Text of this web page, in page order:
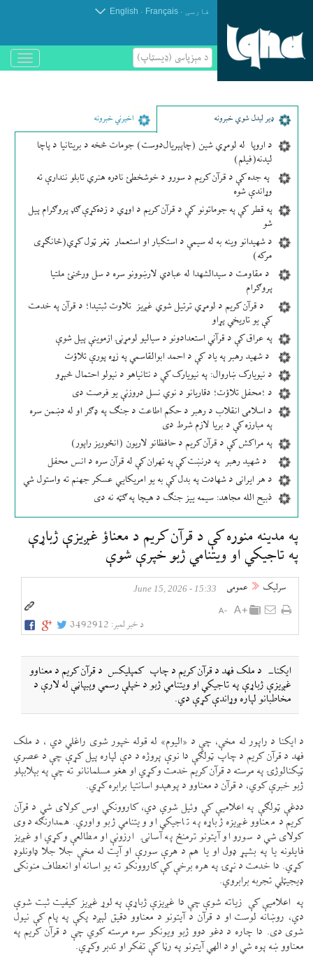
فارسی .
Français
.
English
د مېزپاسى (ډیسټاپ)
باز
و
ډير لیدل شوي خبرونه اخیرني خبرونه
د اروپا له لومړي شین (چاپېریال‌دوست) جومات څخه د بریتانیا د پاچا
لیدنه(فیلم)
په جده کې د قرآن کریم د سورو د خوشخطئ نادره هنري تابلو نندارې ته
وړاندې شوه
په قطر کې په جوماتونو کې د قرآن کریم د اوړي د زده‌کړې ګډ پروګرام پیل
شو
د شهیدانو وینه به له سیمې د استکبار او استعمار ټغر ټول کړي(ځانګړی
مرکه)
د مقاومت د سیدالشهدا له عبادي لارښوونو سره د سل ورځنئ ملتیا
پروګرام
د قرآن کریم د لومړي ترتیل شوي غږیز تلاوت ثبتیدا؛ د قرآن په خدمت
کې یو تاریخي پړاو
په عراق کې د قرآني استعدادونو د سیالیو لومړنۍ ازموینې پیل شوې
د شهید رهبر په یاد کې د احمد ابوالقاسمي په زړه پورې تلاؤت
د نیویارک ښاروال: په نیویارک کې د نتانیاهو د نیولو احتمال څېړو
د ؛محفل تلاؤت؛ دقاریانو د نوي نسل دروزنې یو فرصت دی
د اسلامی انقلاب د رهبر د حکم اطاعت د جنګ په ډګر او له دښمن سره
په مبارزه کې د بریا لازم شرط دی
په مراکش کې د قرآن کریم د حافظانو لاریون (انځوریز راپور)
د شهید رهبر په درنښت کې په تهران کې له قرآن سره د انس محفل
د هر ایرانی د شهادت په بدل کې به یو امریکایي عسکر جهنم ته واستول شي
ذبیح الله مجاهد: سیمه ییز جنګ د هیچا په ګټه نه دی
په مدينه منوره کې د قرآن کريم د معناؤ غږيزې ژباړې
په تاجيکي او ويتنامي ژبو خپرې شوې
سرلیک عمومی 15:33 - June 15, 2026
د خبر لمبر: 3492912
ایکنا- د ملک فهد د قرآن کريم د چاپ کمپلیکس د قرآن کريم د معناوو
غږيزې ژباړې په تاجيکي او ويتنامي ژبو د خپلې رسمي وېبپاڼې له لارې د
مخاطبانو لپاره وړاندې کړې دي.
د ایکنا د راپور له مخې، چې د «اليوم» له قوله خپور شوی راغلي دي ، د ملک
فهد د قرآن کريم د چاپ ټولګې دا نوې پروژه د دې لپاره پيل کړې چې د عصري
ټیکنالوژۍ په مرسته د قرآن کريم خدمت وکړي او هغو مسلمانانو ته چې په بېلابېلو
ژبو خبرې کوي، د قرآن د معناوو د پوهېدو اسانتيا برابره کړي.
ددغې ټولګې په اعلامیې کې وئیل شوي دي، کاروونکي اوس کولای شي د قرآن
کريم د معناوو غږيزه ژباړه په تاجيکي او ويتنامي ژبو واوري. همدارنګه دوی
کولای شي د سورو او آيتونو ترمنځ په آسانۍ ارزونې او مطالعې وکړي او غږيز
فايلونه يا په بشپړ ډول او يا هم د هرې سورې او آيت له مخې جلا جلا ډاونلوډ
کړي. دا خدمت د نړۍ په هره برخې کې کاروونکو ته يو اسانه او انعطاف منونکی
ډيجيټلي تجربه برابروي.
په اعلامیې کې زياته شوې چې دا غږيزې ژباړې په لوړ غږيز کيفيت ثبت شوې
دي، روښانه لوست او د قرآن د آيتونو د معناوو دقيق لېږد پکې په پام کې نيول
شوی دی. دا چاره د دغو دوو ژبو ويونکو سره مرسته کوي چې د قرآن کريم په
معناوو ښه پوه شي او د الهي آيتونو په رڼا کې تفکر او تدبر وکړي.